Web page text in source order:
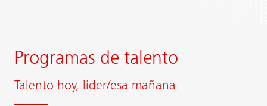
Programas de talento
Talento hoy, líder/esa mañana